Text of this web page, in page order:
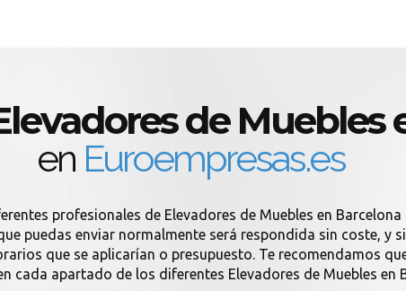
de Muebles
en Euroempresas.es
profesionales de Elevadores de Muebles en
puedas enviar normalmente será respondida sin coste, y
que se aplicarían o presupuesto. Te recomendamos
cada apartado de los diferentes Elevadores de Muebles en